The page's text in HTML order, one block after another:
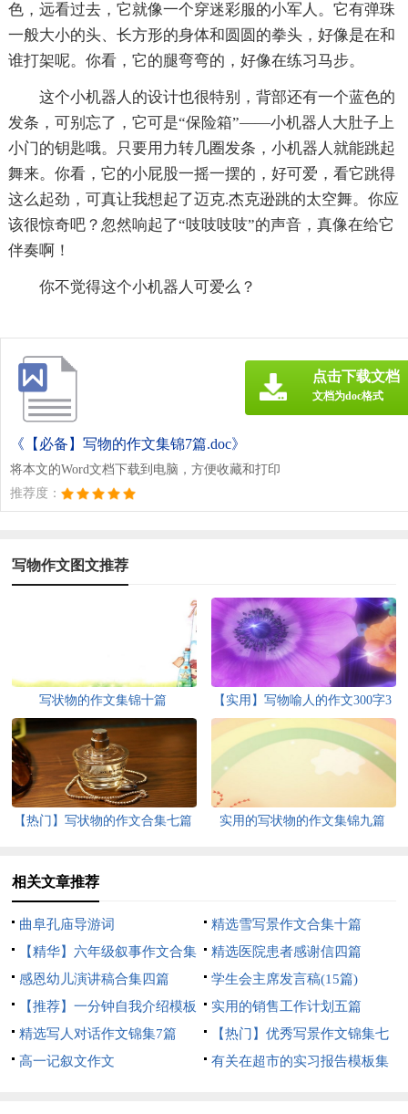
色，远看过去，它就像一个穿迷彩服的小军人。它有弹珠
一般大小的头、长方形的身体和圆圆的拳头，好像是在和
谁打架呢。你看，它的腿弯弯的，好像在练习马步。
这个小机器人的设计也很特别，背部还有一个蓝色的
发条，可别忘了，它可是“保险箱”――小机器人大肚子上
小门的钥匙哦。只要用力转几圈发条，小机器人就能跳起
舞来。你看，它的小屁股一摇一摆的，好可爱，看它跳得
这么起劲，可真让我想起了迈克.杰克逊跳的太空舞。你应
该很惊奇吧？忽然响起了“吱吱吱吱”的声音，真像在给它
伴奏啊！
你不觉得这个小机器人可爱么？
《【必备】写物的作文集锦7篇.doc》
将本文的Word文档下载到电脑，方便收藏和打印
推荐度：
点击下载文档
文档为doc格式
写物作文图文推荐
写状物的作文集锦十篇
【实用】写物喻人的作文300字3
篇
【热门】写状物的作文合集七篇 实用的写状物的作文集锦九篇
相关文章推荐
曲阜孔庙导游词
精选雪写景作文合集十篇
【精华】六年级叙事作文合集
9篇
精选医院患者感谢信四篇
感恩幼儿演讲稿合集四篇
学生会主席发言稿(15篇)
【推荐】一分钟自我介绍模板
合集6篇
实用的销售工作计划五篇
精选写人对话作文锦集7篇
【热门】优秀写景作文锦集七
篇
高一记叙文作文
有关在超市的实习报告模板集